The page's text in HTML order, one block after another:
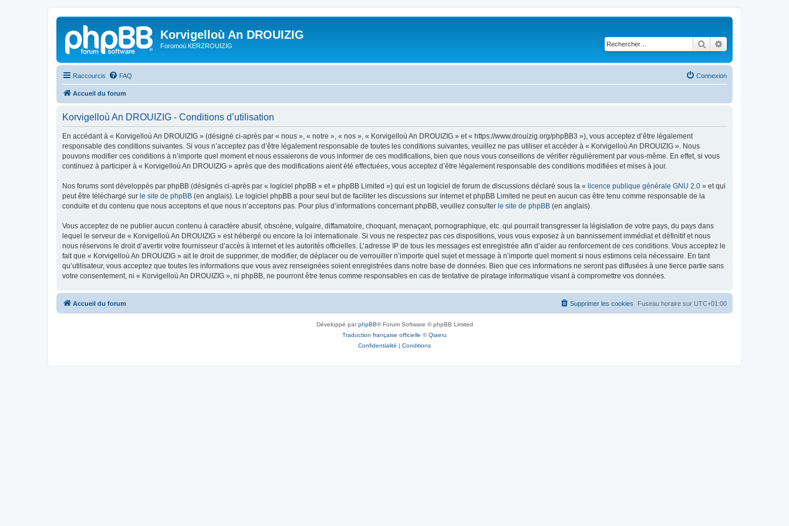
Korvigelloù An DROUIZIG
Foromoù KERZROUIZIG Rechercher
Raccourcis FAQ Connexion
Accueil du forum
Korvigelloù An DROUIZIG - Conditions d’utilisation
En accédant à « Korvigelloù An DROUIZIG » (désigné ci-après par « nous », « notre », « nos », « Korvigelloù An DROUIZIG » et « https://www.drouizig.org/phpBB3 »), vous acceptez d’être légalement
responsable des conditions suivantes. Si vous n’acceptez pas d’être légalement responsable de toutes les conditions suivantes, veuillez ne pas utiliser et accéder à « Korvigelloù An DROUIZIG ». Nous
pouvons modifier ces conditions à n’importe quel moment et nous essaierons de vous informer de ces modifications, bien que nous vous conseillons de vérifier régulièrement par vous-même. En effet, si vous
continuez à participer à « Korvigelloù An DROUIZIG » après que des modifications aient été effectuées, vous acceptez d’être légalement responsable des conditions modifiées et mises à jour.
Nos forums sont développés par phpBB (désignés ci-après par « logiciel phpBB » et « phpBB Limited ») qui est un logiciel de forum de discussions déclaré sous la « licence publique générale GNU 2.0 » et qui
peut être téléchargé sur le site de phpBB (en anglais). Le logiciel phpBB a pour seul but de faciliter les discussions sur internet et phpBB Limited ne peut en aucun cas être tenu comme responsable de la
conduite et du contenu que nous acceptons et que nous n’acceptons pas. Pour plus d’informations concernant phpBB, veuillez consulter le site de phpBB (en anglais).
Vous acceptez de ne publier aucun contenu à caractère abusif, obscène, vulgaire, diffamatoire, choquant, menaçant, pornographique, etc. qui pourrait transgresser la législation de votre pays, du pays dans
lequel le serveur de « Korvigelloù An DROUIZIG » est hébergé ou encore la loi internationale. Si vous ne respectez pas ces dispositions, vous vous exposez à un bannissement immédiat et définitif et nous
nous réservons le droit d’avertir votre fournisseur d’accès à internet et les autorités officielles. L’adresse IP de tous les messages est enregistrée afin d’aider au renforcement de ces conditions. Vous acceptez le
fait que « Korvigelloù An DROUIZIG » ait le droit de supprimer, de modifier, de déplacer ou de verrouiller n’importe quel sujet et message à n’importe quel moment si nous estimons cela nécessaire. En tant
qu’utilisateur, vous acceptez que toutes les informations que vous avez renseignées soient enregistrées dans notre base de données. Bien que ces informations ne seront pas diffusées à une tierce partie sans
votre consentement, ni « Korvigelloù An DROUIZIG », ni phpBB, ne pourront être tenus comme responsables en cas de tentative de piratage informatique visant à compromettre vos données.
Accueil du forum Fuseau horaire sur UTC+01:00
Supprimer les cookies
Développé parphpBB® Forum Software © phpBB Limited
Traduction française officielle ©Qiaeru
Confidentialité | Conditions